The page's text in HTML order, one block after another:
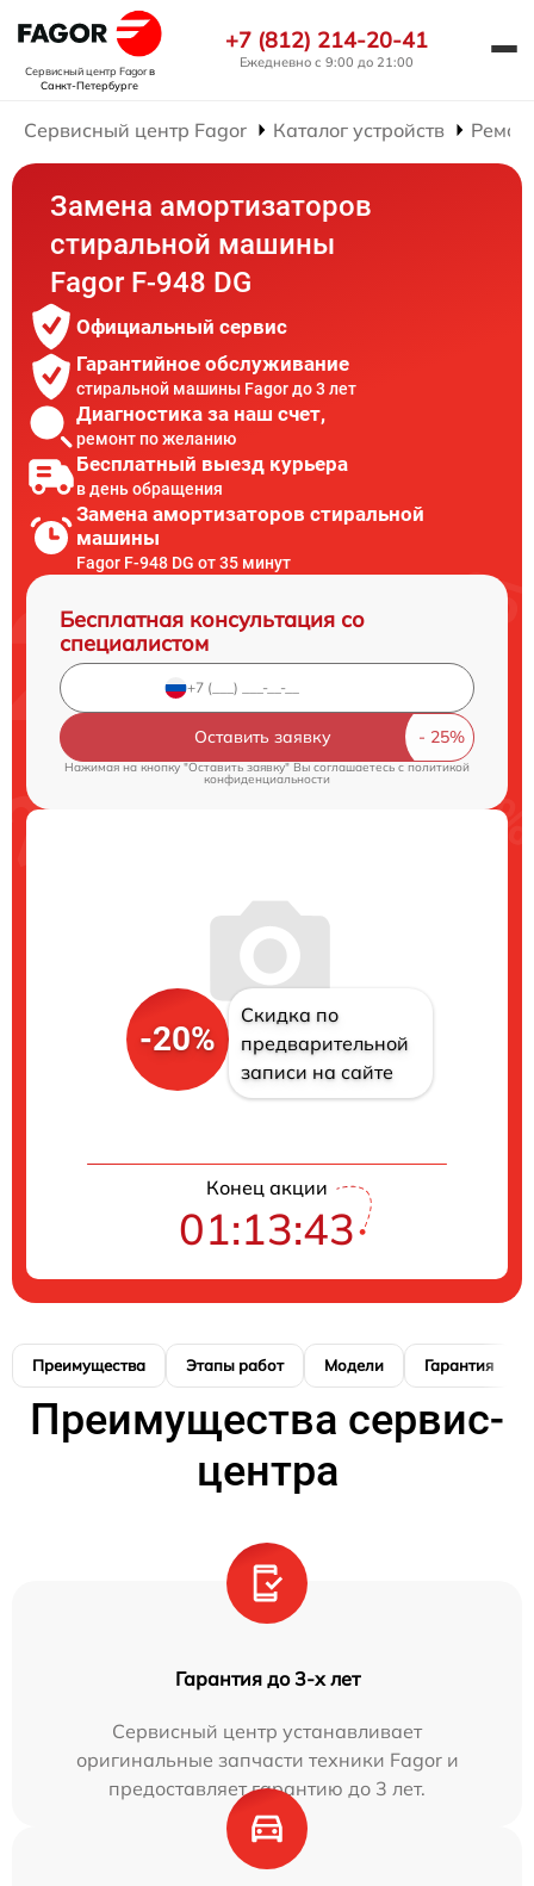
Сервисный центр Fagorв
Санкт-Петербурге
+7 (812) 214-20-41
Ежедневно с 9:00 до 21:00
Сервисный центр Fagor Каталог устройств
Замена амортизаторов
стиральной машины
Fagor F-948 DG
Официальный сервис
Гарантийное обслуживание
стиральной машины Fagor до 3 лет
Диагностика за наш счет,
ремонт по желанию
Бесплатный выезд курьера
в день обращения
Замена амортизаторов стиральной
машины
Fagor F-948 DG от 35 минут
Бесплатная консультация со
специалистом
Оставить заявку
Нажимая на кнопку "Оставить заявку" Вы соглашаетесь cполитикой
конфиденциальности
-20%
Скидка по
предварительной
записи на сайте
Конец акции
01:13:42
Преимущества Этапы работ Модели Гарантия
Преимущества сервис-
центра
Гарантия до 3-х лет
Сервисный центр устанавливает
оригинальные запчасти техники Fagor и
предоставляет гарантию до 3 лет.